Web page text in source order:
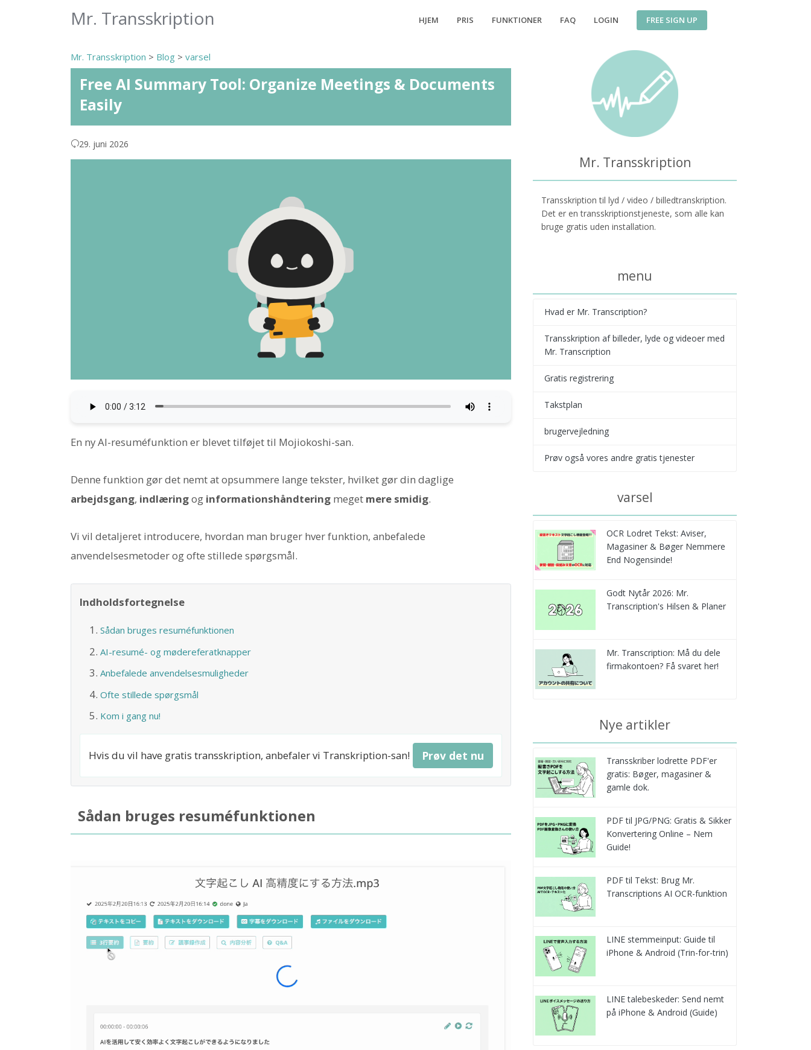
Mr. Transskription HJEM PRIS FUNKTIONER FAQ LOGIN FREE SIGN UP
Mr. Transskription > Blog > varsel
Free AI Summary Tool: Organize Meetings & Documents
Easily
29. juni 2026
En ny AI-resuméfunktion er blevet tilføjet til Mojiokoshi-san.
Denne funktion gør det nemt at opsummere lange tekster, hvilket gør din daglige
arbejdsgang, indlæringog informationshåndtering meget mere smidig.
Vi vil detaljeret introducere, hvordan man bruger hver funktion, anbefalede
anvendelsesmetoder og ofte stillede spørgsmål.
Indholdsfortegnelse
Sådan bruges resuméfunktionen
AI-resumé- og mødereferatknapper
Anbefalede anvendelsesmuligheder
Ofte stillede spørgsmål
Kom i gang nu!
Hvis du vil have gratis transskription, anbefaler vi Transkription-san! Prøv det nu
Sådan bruges resuméfunktionen
Mr. Transskription
Transskription til lyd / video / billedtranskription.
Det er en transskriptionstjeneste, som alle kan
bruge gratis uden installation.
menu
Hvad er Mr. Transcription?
Transskription af billeder, lyde og videoer med
Mr. Transcription
Gratis registrering
Takstplan
brugervejledning
Prøv også vores andre gratis tjenester
varsel
OCR Lodret Tekst: Aviser,
Magasiner & Bøger Nemmere
End Nogensinde!
Godt Nytår 2026: Mr.
Transcription's Hilsen & Planer
Mr. Transcription: Må du dele
firmakontoen? Få svaret her!
Nye artikler
Transskriber lodrette PDF'er
gratis: Bøger, magasiner &
gamle dok.
PDF til JPG/PNG: Gratis & Sikker
Konvertering Online – Nem
Guide!
PDF til Tekst: Brug Mr.
Transcriptions AI OCR-funktion
LINE stemmeinput: Guide til
iPhone & Android (Trin-for-trin)
LINE talebeskeder: Send nemt
på iPhone & Android (Guide)